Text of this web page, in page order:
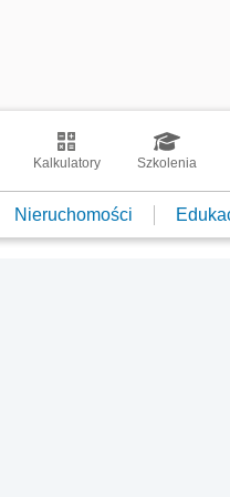
Kalkulatory Szkolenia
Nieruchomości